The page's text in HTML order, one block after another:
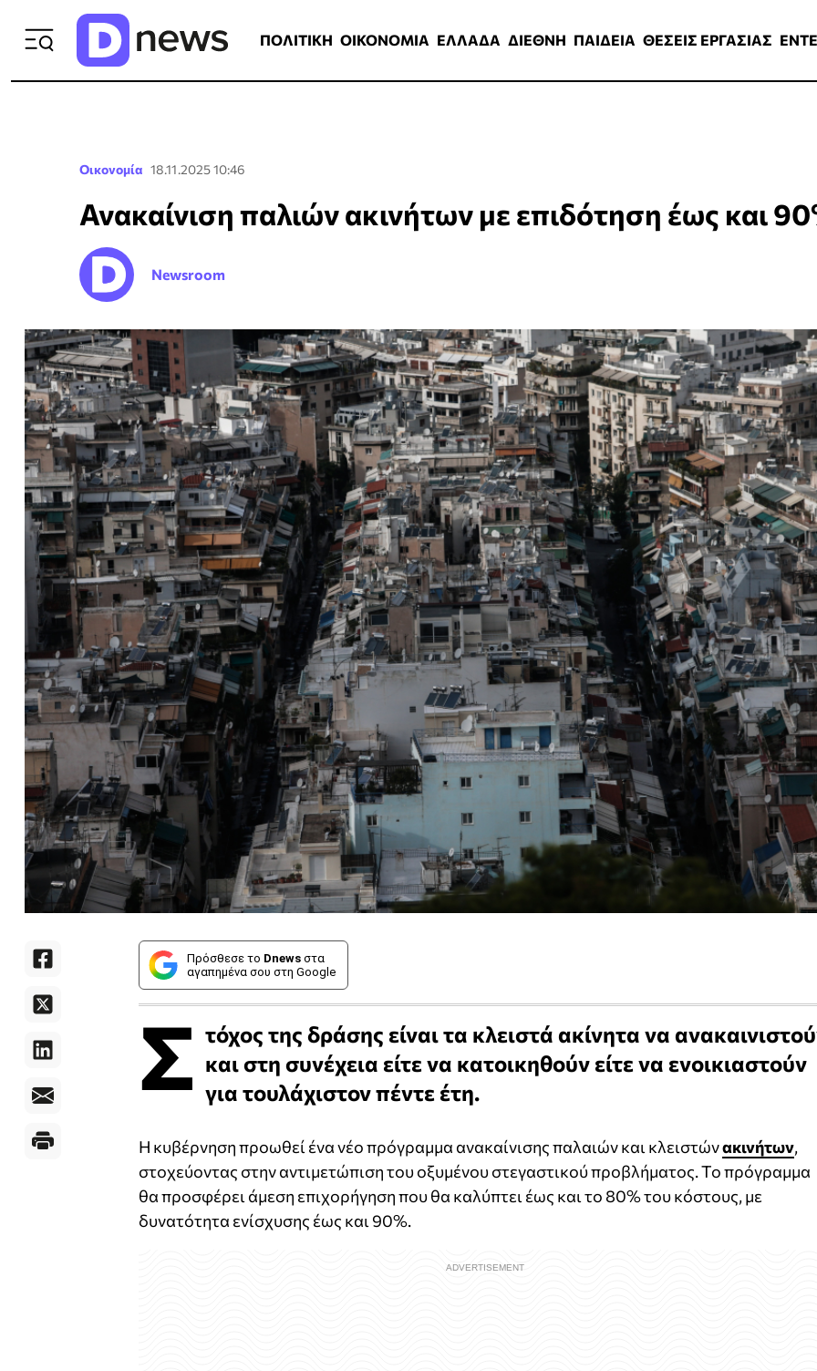
ΠΟΛΙΤΙΚΗ ΟΙΚΟΝΟΜΙΑ ΕΛΛΑΔΑ ΔΙΕΘΝΗ ΠΑΙΔΕΙΑ ΘΕΣΕΙΣ ΕΡΓΑΣΙΑΣ
Οικονομία 18.11.2025 10:46
Ανακαίνιση παλιών ακινήτων με επιδότηση έως και
Newsroom
Πρόσθεσε το Dnews στα
αγαπημένα σου στη Google
Σ τόχος της δράσης είναι τα κλειστά ακίνητα να
και στη συνέχεια είτε να κατοικηθούν είτε να ενοικιαστούν
για τουλάχιστον πέντε έτη.
Η κυβέρνηση προωθεί ένα νέο πρόγραμμα ανακαίνισης παλαιών και κλειστώνακινήτων,
στοχεύοντας στην αντιμετώπιση του οξυμένου στεγαστικού προβλήματος. Το πρόγραμμα
θα προσφέρει άμεση επιχορήγηση που θα καλύπτει έως και το 80% του κόστους, με
δυνατότητα ενίσχυσης έως και 90%.